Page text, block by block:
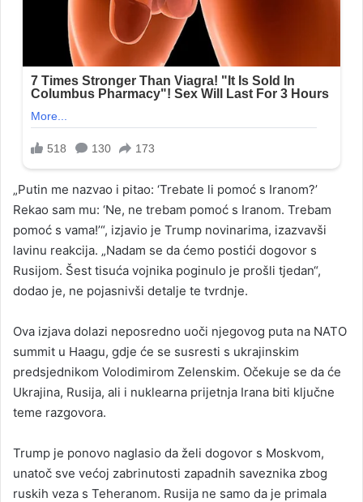
„Putin me nazvao i pitao: ‘Trebate li pomoć s Iranom?’
Rekao sam mu: ‘Ne, ne trebam pomoć s Iranom. Trebam
pomoć s vama!’“, izjavio je Trump novinarima, izazvavši
lavinu reakcija. „Nadam se da ćemo postići dogovor s
Rusijom. Šest tisuća vojnika poginulo je prošli tjedan“,
dodao je, ne pojasnivši detalje te tvrdnje.
Ova izjava dolazi neposredno uoči njegovog puta na NATO
summit u Haagu, gdje će se susresti s ukrajinskim
predsjednikom Volodimirom Zelenskim. Očekuje se da će
Ukrajina, Rusija, ali i nuklearna prijetnja Irana biti ključne
teme razgovora.
Trump je ponovo naglasio da želi dogovor s Moskvom,
unatoč sve većoj zabrinutosti zapadnih saveznika zbog
ruskih veza s Teheranom. Rusija ne samo da je primala